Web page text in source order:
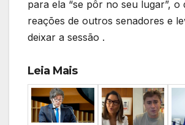
para ela “se pôr no seu lugar”, o
reações de outros senadores e
deixar a sessão .
Leia Mais